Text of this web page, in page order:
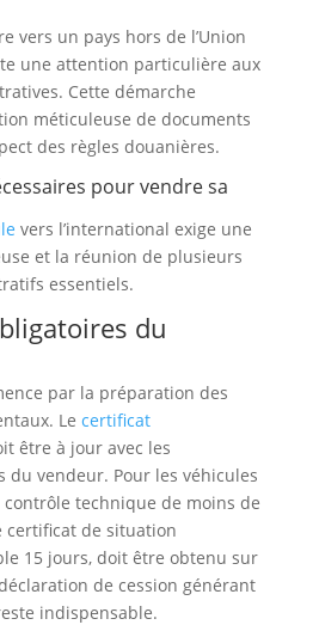
vers un pays hors de l’Union
une attention particulière aux
Cette démarche
méticuleuse de documents
des règles douanières.
pour vendre sa
vers l’international exige une
et la réunion de plusieurs
essentiels.
du
par la préparation des
Le certificat
être à jour avec les
du vendeur. Pour les véhicules
technique de moins de
certificat de situation
15 jours, doit être obtenu sur
déclaration de cession générant
indispensable.